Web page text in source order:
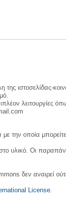
ιστοσελίδας-
λειτουργίες
οποία μπορείτε
υλικό. Οι
δεν αναιρεί
License.